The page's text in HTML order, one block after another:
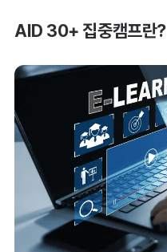
AID 30+ 집중캠프란?